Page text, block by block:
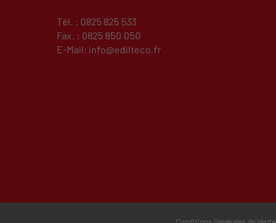
Tél. : 0825 825 533
Fax. : 0825 850 050
E-Mail: info@edilteco.fr